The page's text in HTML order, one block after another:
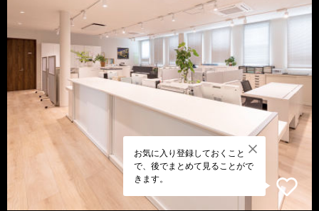
お気に入り登録しておくこと
で、後でまとめて見ることがで
きます。